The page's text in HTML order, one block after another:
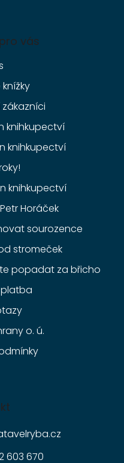
vás
knihkupectví
knihkupectví
knihkupectví
Horáček
sourozence
stromeček
popadat za břicho
o. ú.
603 670